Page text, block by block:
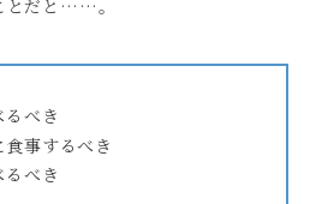
とだと……。
べき
事するべき
べき